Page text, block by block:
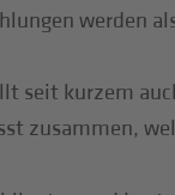
werden
seit kurzem
zusammen,